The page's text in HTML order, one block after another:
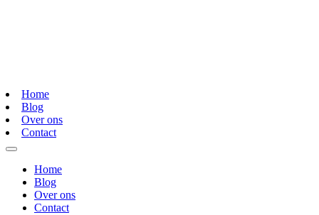
Home
Blog
Over ons
Contact
Home
Blog
Over ons
Contact